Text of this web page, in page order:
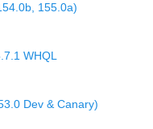
155.0a)
WHQL
Dev & Canary)